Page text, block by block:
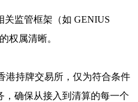
关监管框架（如 GENIUS
权属清晰。
港持牌交易所，仅为符合条件
，确保从接入到清算的每一个